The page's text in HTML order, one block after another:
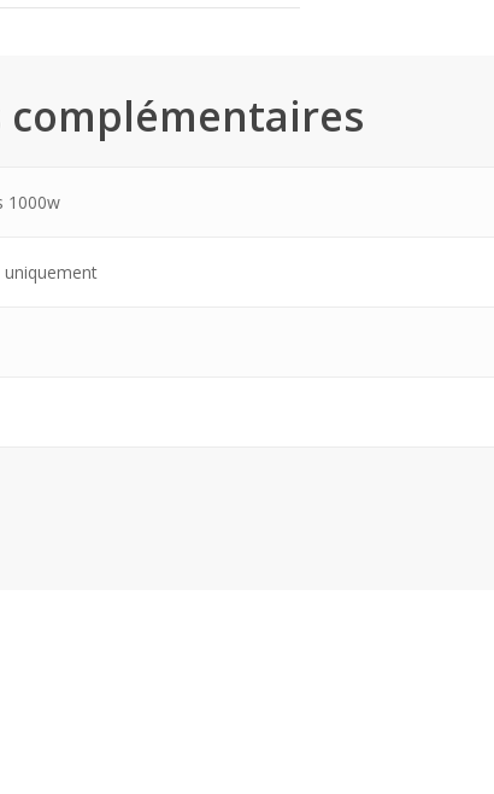
: 2m/s
Fer Bore
1000w
uniquement